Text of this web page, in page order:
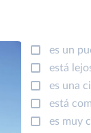
es un
está
es una
está
es muy